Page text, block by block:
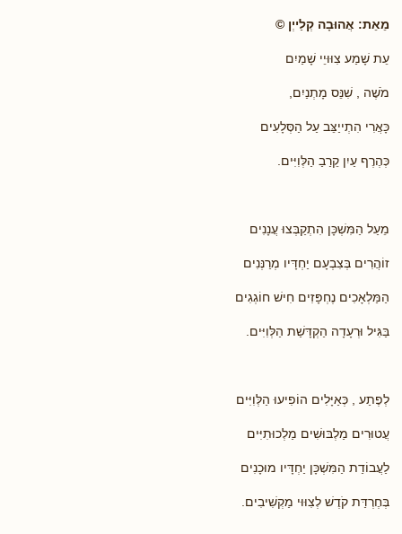
מֵאֵת: אֲהוּבָה קְלַייְן ©
עֵת שָׁמַע צִוּוּיֵי שָׁמַיִם
מֹשֶׁה , שִׁנֵּס מָתְנַיִם,
כָּאֲרִי הִתְייַצֵּב עַל הַסְּלָעִים
כְּהֶרֶף עַיִן קֵרַבַ הַלְּוִיִּים.
מֵעַל הַמִּשְׁכָּן הִתְקַבְּצוּ עֲנָנִים
זוֹהֲרִים בְּצִבְעָם יַחְדָּיו מְרַנְּנִים
הַמַּלְאָכִים נֶחְפָּזִים חִישׁ חוֹגְגִים
בַּגִּיל וּרְעָדָה הַקְדָּשַׁת הַלְּוִיִּים.
לְפֶתַע , כְּאַיָּלִים הוֹפִיעוּ הַלְּוִיִּים
עֲטוּרִים מַלְבּוּשִׁים מַלְכוּתִיִּים
לַעֲבוֹדַת הַמִּשְׁכָּן יַחְדָּיו מוּכָנִים
בְּחֶרְדַּת קֹדֶשׁ לְצִוּוּי מַקְשִׁיבִים.